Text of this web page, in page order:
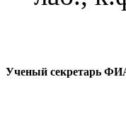
Ученый секретарь